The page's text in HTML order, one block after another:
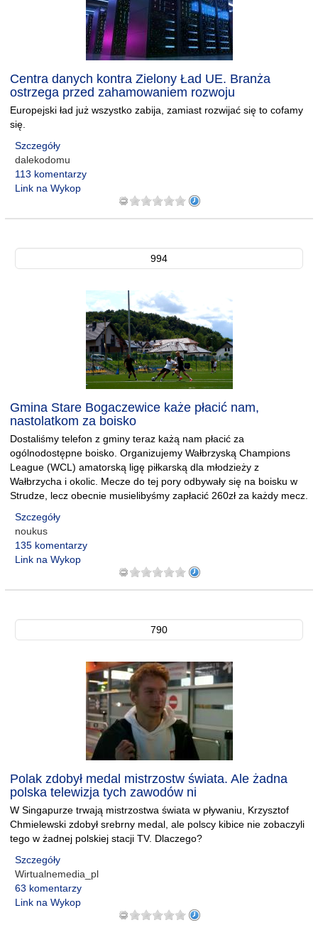
Centra danych kontra Zielony Ład UE. Branża
ostrzega przed zahamowaniem rozwoju
Europejski ład już wszystko zabija, zamiast rozwijać się to cofamy
się.
Szczegóły
dalekodomu
113 komentarzy
Link na Wykop
994
Gmina Stare Bogaczewice każe płacić nam,
nastolatkom za boisko
Dostaliśmy telefon z gminy teraz każą nam płacić za
ogólnodostępne boisko. Organizujemy Wałbrzyską Champions
League (WCL) amatorską ligę piłkarską dla młodzieży z
Wałbrzycha i okolic. Mecze do tej pory odbywały się na boisku w
Strudze, lecz obecnie musielibyśmy zapłacić 260zł za każdy mecz.
Szczegóły
noukus
135 komentarzy
Link na Wykop
790
Polak zdobył medal mistrzostw świata. Ale żadna
polska telewizja tych zawodów ni
W Singapurze trwają mistrzostwa świata w pływaniu, Krzysztof
Chmielewski zdobył srebrny medal, ale polscy kibice nie zobaczyli
tego w żadnej polskiej stacji TV. Dlaczego?
Szczegóły
Wirtualnemedia_pl
63 komentarzy
Link na Wykop